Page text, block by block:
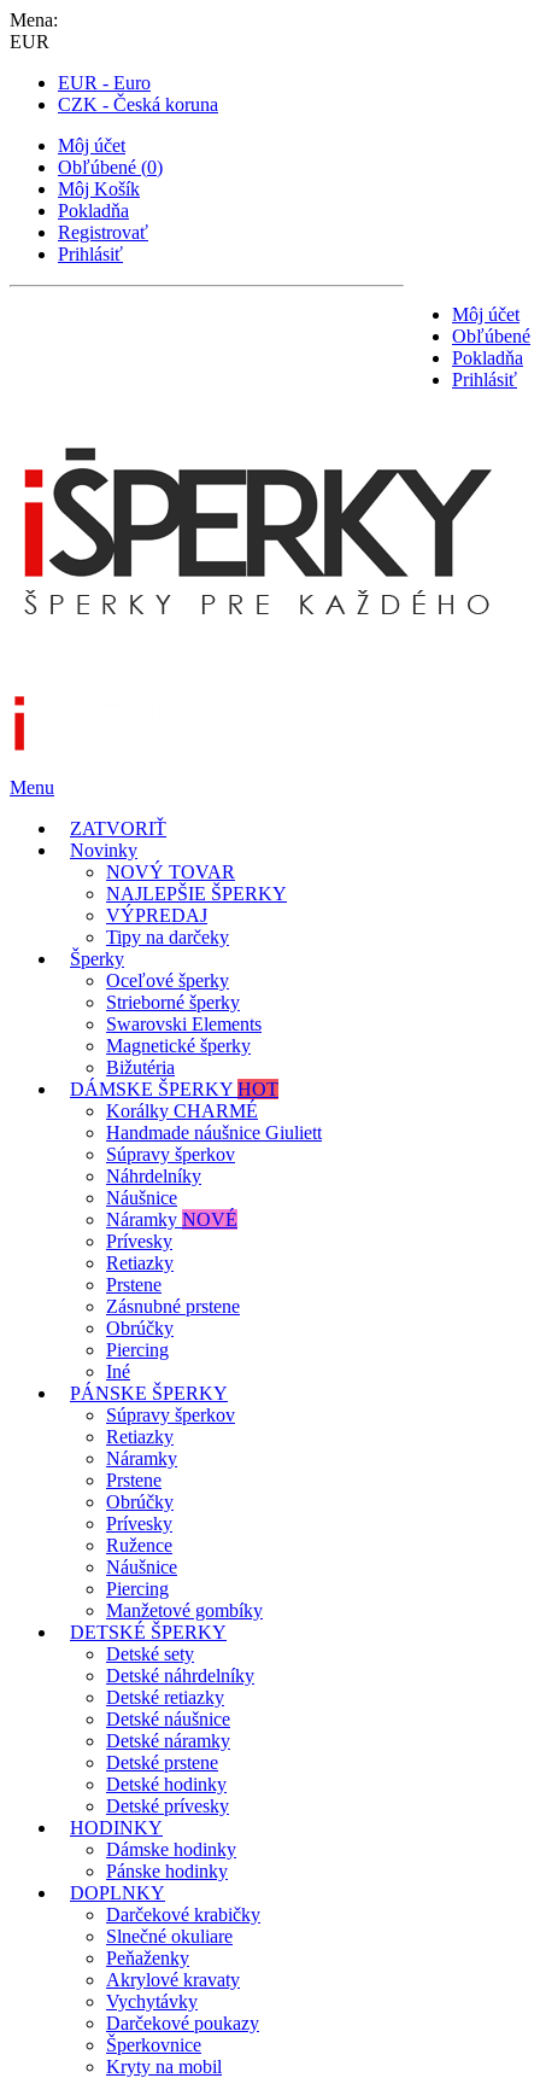
Mena:
EUR
EUR - Euro
CZK - Česká koruna
Môj účet
Obľúbené (0)
Môj Košík
Pokladňa
Registrovať
Prihlásiť
Môj účet
Obľúbené
Pokladňa
Prihlásiť
Menu
ZATVORIŤ
Novinky
NOVÝ TOVAR
NAJLEPŠIE ŠPERKY
VÝPREDAJ
Tipy na darčeky
Šperky
Oceľové šperky
Strieborné šperky
Swarovski Elements
Magnetické šperky
Bižutéria
DÁMSKE ŠPERKY HOT
Korálky CHARMÉ
Handmade náušnice Giuliett
Súpravy šperkov
Náhrdelníky
Náušnice
Náramky NOVÉ
Prívesky
Retiazky
Prstene
Zásnubné prstene
Obrúčky
Piercing
Iné
PÁNSKE ŠPERKY
Súpravy šperkov
Retiazky
Náramky
Prstene
Obrúčky
Prívesky
Ružence
Náušnice
Piercing
Manžetové gombíky
DETSKÉ ŠPERKY
Detské sety
Detské náhrdelníky
Detské retiazky
Detské náušnice
Detské náramky
Detské prstene
Detské hodinky
Detské prívesky
HODINKY
Dámske hodinky
Pánske hodinky
DOPLNKY
Darčekové krabičky
Slnečné okuliare
Peňaženky
Akrylové kravaty
Vychytávky
Darčekové poukazy
Šperkovnice
Kryty na mobil